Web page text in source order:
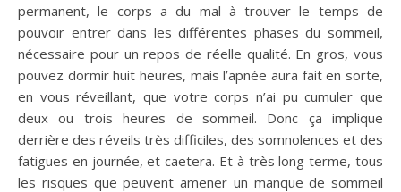
permanent, le corps a du mal à trouver le temps de
pouvoir entrer dans les différentes phases du sommeil,
nécessaire pour un repos de réelle qualité. En gros, vous
pouvez dormir huit heures, mais l’apnée aura fait en sorte,
en vous réveillant, que votre corps n’ai pu cumuler que
deux ou trois heures de sommeil. Donc ça implique
derrière des réveils très difficiles, des somnolences et des
fatigues en journée, et caetera. Et à très long terme, tous
les risques que peuvent amener un manque de sommeil